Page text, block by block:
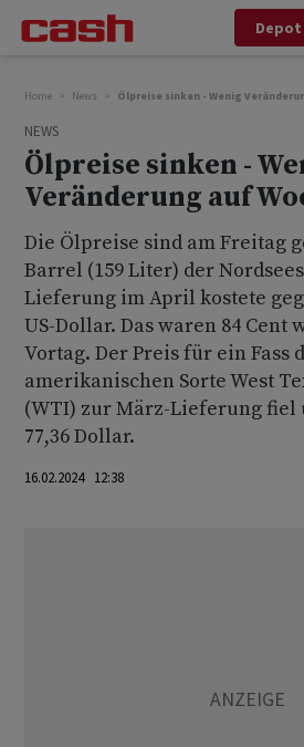
Depot
Home News Ölpreise sinken - Wenig
NEWS
Ölpreise sinken -
Veränderung auf
Die Ölpreise sind am Freitag
Barrel (159 Liter) der
Lieferung im April kostete
US-Dollar. Das waren 84 Cent
Vortag. Der Preis für ein Fass
amerikanischen Sorte West
(WTI) zur März-Lieferung fiel
77,36 Dollar.
16.02.2024 12:38